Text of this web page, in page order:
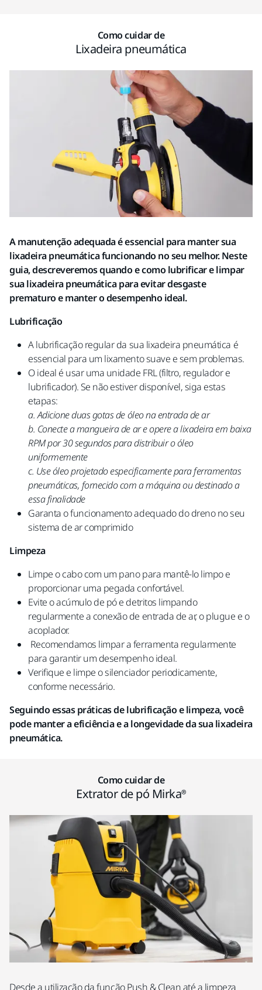
Como cuidar de
Lixadeira pneumática
A manutenção adequada é essencial para manter sua
lixadeira pneumática funcionando no seu melhor. Neste
guia, descreveremos quando e como lubrificar e limpar
sua lixadeira pneumática para evitar desgaste
prematuro e manter o desempenho ideal.
Lubrificação
A lubrificação regular da sua lixadeira pneumática é
essencial para um lixamento suave e sem problemas.
O ideal é usar uma unidade FRL (filtro, regulador e
lubrificador). Se não estiver disponível, siga estas
etapas:
a. Adicione duas gotas de óleo na entrada de ar
b. Conecte a mangueira de ar e opere a lixadeira em baixa
RPM por 30 segundos para distribuir o óleo
uniformemente
c. Use óleo projetado especificamente para ferramentas
pneumáticas, fornecido com a máquina ou destinado a
essa finalidade
Garanta o funcionamento adequado do dreno no seu
sistema de ar comprimido
Limpeza
Limpe o cabo com um pano para mantê-lo limpo e
proporcionar uma pegada confortável.
Evite o acúmulo de pó e detritos limpando
regularmente a conexão de entrada de ar, o plugue e o
acoplador.
Recomendamos limpar a ferramenta regularmente
para garantir um desempenho ideal.
Verifique e limpe o silenciador periodicamente,
conforme necessário.
Seguindo essas práticas de lubrificação e limpeza, você
pode manter a eficiência e a longevidade da sua lixadeira
pneumática.
Como cuidar de
Extrator de pó Mirka®
Desde a utilização da função Push & Clean até a limpeza